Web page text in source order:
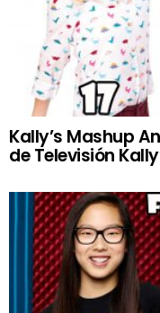
Kally’s Mashup
de Televisión